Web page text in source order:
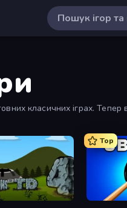
класичних іграх.
Defense 4
Top